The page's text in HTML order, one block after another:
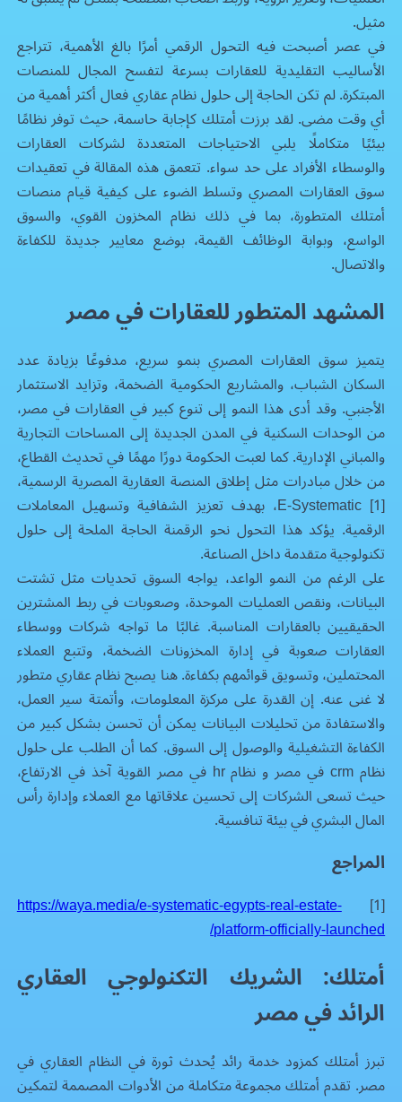
مثيل.
في عصر أصبحت فيه التحول الرقمي أمرًا بالغ الأهمية، تتراجع
الأساليب التقليدية للعقارات بسرعة لتفسح المجال للمنصات
المبتكرة. لم تكن الحاجة إلى حلولنظام عقاريفعال أكثر أهمية من
أي وقت مضى. لقد برزت أمتلك كإجابة حاسمة، حيث توفر نظامًا
بيئيًا متكاملًا يلبي الاحتياجات المتعددة لشركات العقارات
والوسطاء الأفراد على حد سواء. تتعمق هذه المقالة في تعقيدات
سوق العقارات المصري وتسلط الضوء على كيفية قيام منصات
أمتلك المتطورة، بما في ذلك نظام المخزون القوي، والسوق
الواسع، وبوابة الوظائف القيمة، بوضع معايير جديدة للكفاءة
والاتصال.
المشهد المتطور للعقارات في مصر
يتميز سوق العقارات المصري بنمو سريع، مدفوعًا بزيادة عدد
السكان الشباب، والمشاريع الحكومية الضخمة، وتزايد الاستثمار
الأجنبي. وقد أدى هذا النمو إلى تنوع كبير في العقارات في مصر،
من الوحدات السكنية في المدن الجديدة إلى المساحات التجارية
والمباني الإدارية. كما لعبت الحكومة دورًا مهمًا في تحديث القطاع،
من خلال مبادرات مثل إطلاق المنصة العقارية المصرية الرسمية،
E-Systematic [1]، بهدف تعزيز الشفافية وتسهيل المعاملات
الرقمية. يؤكد هذا التحول نحو الرقمنة الحاجة الملحة إلى حلول
تكنولوجية متقدمة داخل الصناعة.
على الرغم من النمو الواعد، يواجه السوق تحديات مثل تشتت
البيانات، ونقص العمليات الموحدة، وصعوبات في ربط المشترين
الحقيقيين بالعقارات المناسبة. غالبًا ما تواجه شركات ووسطاء
العقارات صعوبة في إدارة المخزونات الضخمة، وتتبع العملاء
المحتملين، وتسويق قوائمهم بكفاءة. هنا يصبحنظام عقاريمتطور
لا غنى عنه. إن القدرة على مركزة المعلومات، وأتمتة سير العمل،
والاستفادة من تحليلات البيانات يمكن أن تحسن بشكل كبير من
الكفاءة التشغيلية والوصول إلى السوق. كما أن الطلب على حلول
نظام crm في مصر و نظام hr في مصر القوية آخذ في الارتفاع،
حيث تسعى الشركات إلى تحسين علاقاتها مع العملاء وإدارة رأس
المال البشري في بيئة تنافسية.
المراجع
[1]
https://waya.media/e-systematic-egypts-real-estate-
platform-officially-launched/
أمتلك: الشريك التكنولوجي العقاري
الرائد في مصر
تبرز أمتلك كمزود خدمة رائد يُحدث ثورة في النظام العقاري في
مصر. تقدم أمتلك مجموعة متكاملة من الأدوات المصممة لتمكين